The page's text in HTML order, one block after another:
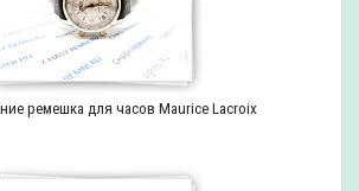
ремешка для часов Maurice Lacroix